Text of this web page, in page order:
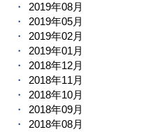
2019年08月
2019年05月
2019年02月
2019年01月
2018年12月
2018年11月
2018年10月
2018年09月
2018年08月